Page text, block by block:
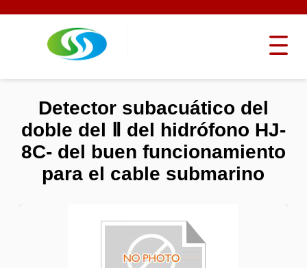
Detector subacuático del
doble del Ⅱ del hidrófono HJ-
8C- del buen funcionamiento
para el cable submarino